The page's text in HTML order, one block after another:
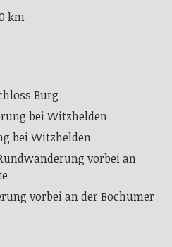
km
Burg
bei Witzhelden
bei Witzhelden
vorbei an
vorbei an der Bochumer